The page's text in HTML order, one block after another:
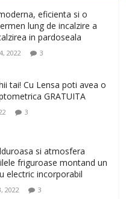
de baie cu mărire
si armonios dezvoltat,
dispozitiv pentru
fara riduri. Crema
pentru o piele neteda si
0
eficienta si o
lung de incalzire a
in pardoseala
2022 3
tai! Cu Lensa poti avea o
GRATUITA
3
si atmosfera
friguroase montand un
electric incorporabil
2022 3